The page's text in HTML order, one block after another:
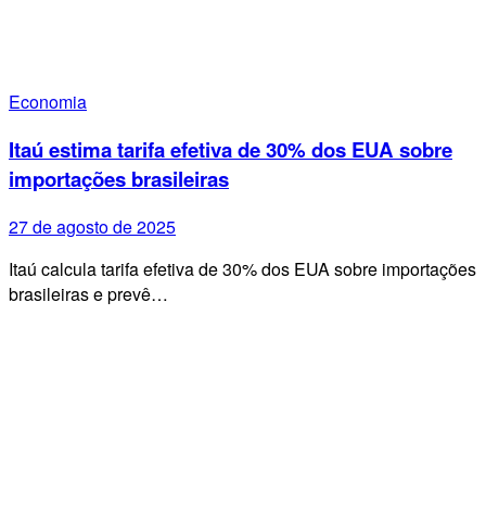
Economia
Itaú estima tarifa efetiva de 30% dos EUA sobre
importações brasileiras
27 de agosto de 2025
Itaú calcula tarifa efetiva de 30% dos EUA sobre importações
brasileiras e prevê…